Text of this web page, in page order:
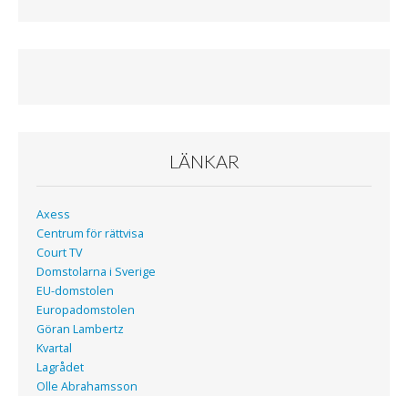
LÄNKAR
Axess
Centrum för rättvisa
Court TV
Domstolarna i Sverige
EU-domstolen
Europadomstolen
Göran Lambertz
Kvartal
Lagrådet
Olle Abrahamsson